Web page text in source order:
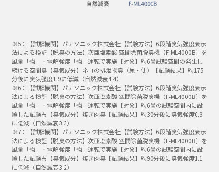
※5：【試験機関】パナソニック株式会社【試験方法】6段階臭気強度表示
法による検証【脱臭の方法】次亜塩素酸 空間除菌脱臭機（F-ML4000B）を
風量「強」・電解強度「強」運転で実施【対象】約6畳試験空間の発生し
続ける空間臭【臭気成分】ネコの排泄物臭（尿・便）【試験結果】約175
分後に臭気強度1.9に低減（自然減衰4.4）
※6：【試験機関】パナソニック株式会社【試験方法】6段階臭気強度表示
法による検証【脱臭の方法】次亜塩素酸 空間除菌脱臭機（F-ML4000B）を
風量「強」・電解強度「強」運転で実施【対象】約6畳の試験空間内に設
置した試験布【臭気成分】焼き肉臭【試験結果】約30分後に臭気強度0.3
に低減（自然減衰3.3）
※7：【試験機関】パナソニック株式会社【試験方法】6段階臭気強度表示
法による検証【脱臭の方法】次亜塩素酸 空間除菌脱臭機（F-ML4000B）を
風量「強」・電解強度「強」運転で実施【対象】約6畳の試験空間内に設
置した試験布【臭気成分】焼き肉臭【試験結果】約90分後に臭気強度1.1
に低減（自然減衰3.2）